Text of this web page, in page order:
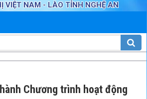
VIỆT NAM - LÀO TỈNH NGHỆ AN
Chương trình hoạt động